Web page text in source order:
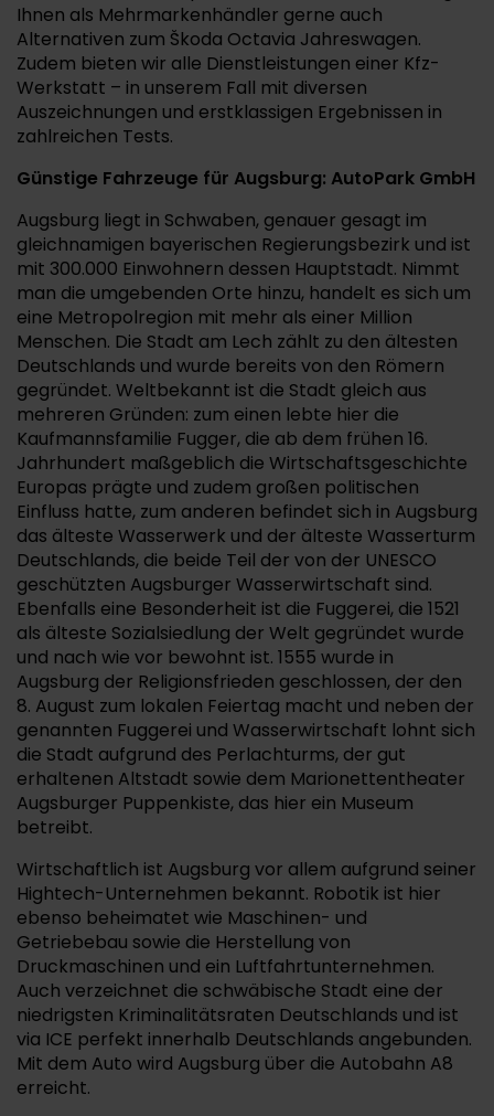
Ihnen als Mehrmarkenhändler gerne auch
Alternativen zum Škoda Octavia Jahreswagen.
Zudem bieten wir alle Dienstleistungen einer Kfz-
Werkstatt – in unserem Fall mit diversen
Auszeichnungen und erstklassigen Ergebnissen in
zahlreichen Tests.
Günstige Fahrzeuge für Augsburg: AutoPark GmbH
Augsburg liegt in Schwaben, genauer gesagt im
gleichnamigen bayerischen Regierungsbezirk und ist
mit 300.000 Einwohnern dessen Hauptstadt. Nimmt
man die umgebenden Orte hinzu, handelt es sich um
eine Metropolregion mit mehr als einer Million
Menschen. Die Stadt am Lech zählt zu den ältesten
Deutschlands und wurde bereits von den Römern
gegründet. Weltbekannt ist die Stadt gleich aus
mehreren Gründen: zum einen lebte hier die
Kaufmannsfamilie Fugger, die ab dem frühen 16.
Jahrhundert maßgeblich die Wirtschaftsgeschichte
Europas prägte und zudem großen politischen
Einfluss hatte, zum anderen befindet sich in Augsburg
das älteste Wasserwerk und der älteste Wasserturm
Deutschlands, die beide Teil der von der UNESCO
geschützten Augsburger Wasserwirtschaft sind.
Ebenfalls eine Besonderheit ist die Fuggerei, die 1521
als älteste Sozialsiedlung der Welt gegründet wurde
und nach wie vor bewohnt ist. 1555 wurde in
Augsburg der Religionsfrieden geschlossen, der den
8. August zum lokalen Feiertag macht und neben der
genannten Fuggerei und Wasserwirtschaft lohnt sich
die Stadt aufgrund des Perlachturms, der gut
erhaltenen Altstadt sowie dem Marionettentheater
Augsburger Puppenkiste, das hier ein Museum
betreibt.
Wirtschaftlich ist Augsburg vor allem aufgrund seiner
Hightech-Unternehmen bekannt. Robotik ist hier
ebenso beheimatet wie Maschinen- und
Getriebebau sowie die Herstellung von
Druckmaschinen und ein Luftfahrtunternehmen.
Auch verzeichnet die schwäbische Stadt eine der
niedrigsten Kriminalitätsraten Deutschlands und ist
via ICE perfekt innerhalb Deutschlands angebunden.
Mit dem Auto wird Augsburg über die Autobahn A8
erreicht.